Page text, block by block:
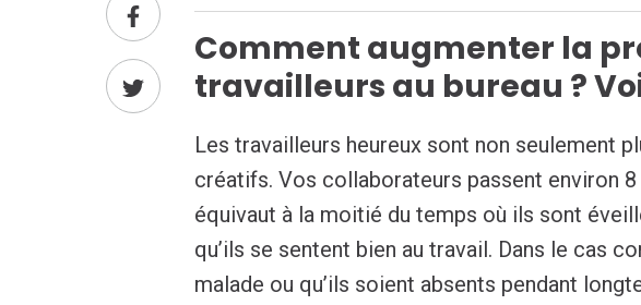
Comment augmenter la
travailleurs au bureau ?
Les travailleurs heureux sont non seulement
créatifs. Vos collaborateurs passent environ
équivaut à la moitié du temps où ils sont
qu’ils se sentent bien au travail. Dans le cas
malade ou qu’ils soient absents pendant